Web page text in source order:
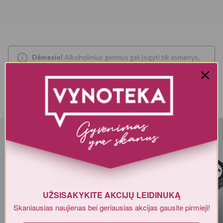
Dėmesio! Alkoholinius gėrimus gali įsigyti tik asmenys,
UŽSISAKYKITE AKCIJŲ LEIDINUKĄ
Skaniausias naujienas bei geriausias akcijas gausite
pirmieji!